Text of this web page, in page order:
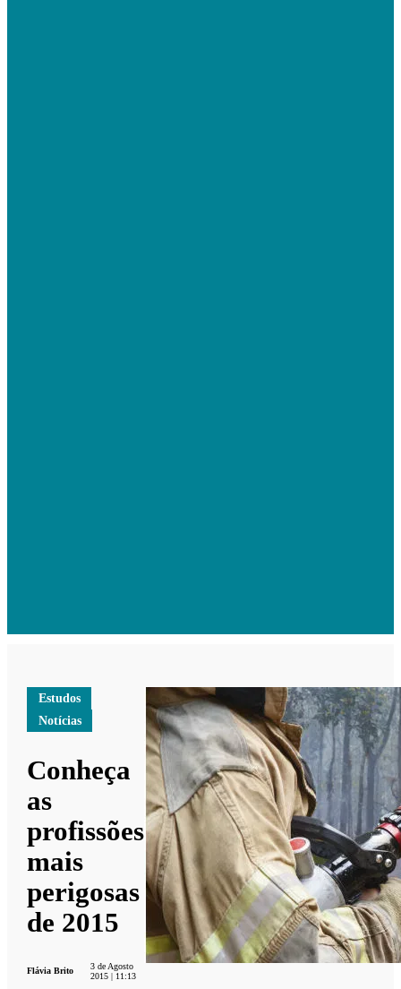
Estudos
Notícias
Conheça
as
profissões
mais
perigosas
de 2015
Flávia Brito
3 de Agosto
2015 | 11:13